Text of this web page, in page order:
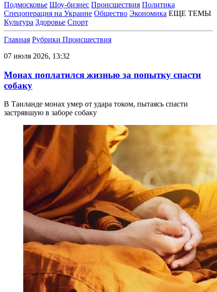
Подмосковье Шоу-бизнес Происшествия Политика
Спецоперация на Украине Общество Экономика ЕЩЕ ТЕМЫ
Культура Здоровье Спорт
Главная Рубрики Происшествия
07 июля 2026, 13:32
Монах поплатился жизнью за попытку спасти
собаку
В Таиланде монах умер от удара током, пытаясь спасти
застрявшую в заборе собаку